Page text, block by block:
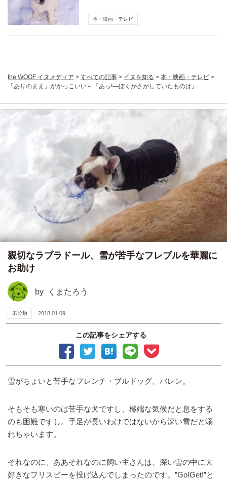
本・映画・テレビ
the WOOF イヌメディア > すべての記事 > イヌを知る > 本・映画・テレビ >
「ありのまま」がかっこいい～『あっ!―ぼくがさがしていたものは』
親切なラブラドール、雪が苦手なフレブルを華麗に
お助け
by くまたろう
未分類 2018.01.09
この記事をシェアする
雪がちょいと苦手なフレンチ・ブルドッグ、バレン。
そもそも寒いのは苦手な犬ですし、極端な気候だと息をする
のも困難ですし。手足が長いわけではないから深い雪だと溺
れちゃいます。
それなのに、ああそれなのに飼い主さんは、深い雪の中に大
好きなフリスビーを投げ込んでしまったのです。”Go!Get!”と